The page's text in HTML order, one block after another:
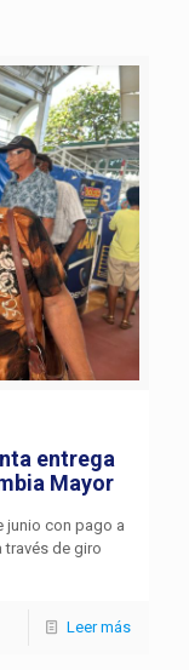
entrega
Mayor
junio con pago a
través de giro
Leer más